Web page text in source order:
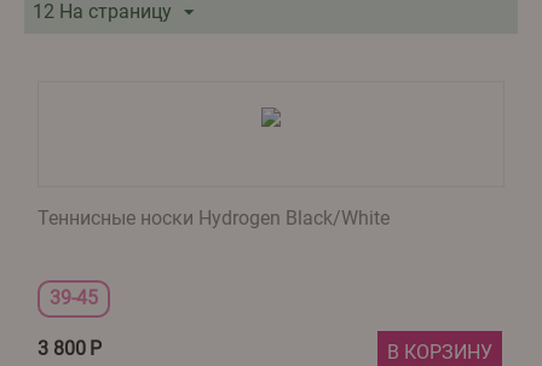
12 На страницу
Теннисные носки Hydrogen Black/White
39-45
3 800 Р В КОРЗИНУ